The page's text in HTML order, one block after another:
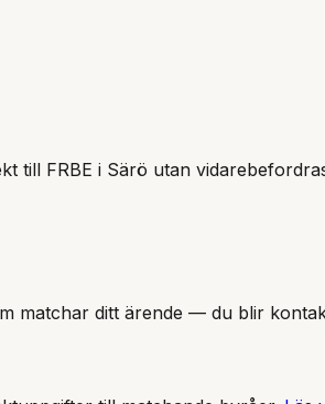
till FRBE i Särö utan
matchar ditt ärende — du blir